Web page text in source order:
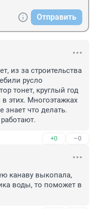
Отправить
из за строительства
русло
тонет, круглый год
этих. Многоэтажках
знает что делать.
+0 –0
канаву выкопала,
воды, то поможет в